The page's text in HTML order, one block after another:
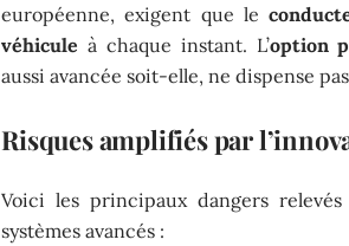
européenne, exigent que le
véhicule à chaque instant. L’option
aussi avancée soit-elle, ne dispense
Risques amplifiés par
Voici les principaux dangers
systèmes avancés :